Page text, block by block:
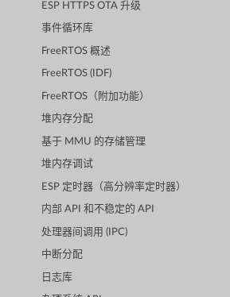
ESP HTTPS OTA 升级
事件循环库
FreeRTOS 概述
FreeRTOS (IDF)
FreeRTOS（附加功能）
堆内存分配
基于 MMU 的存储管理
堆内存调试
ESP 定时器（高分辨率定时器）
内部 API 和不稳定的 API
处理器间调用 (IPC)
中断分配
日志库